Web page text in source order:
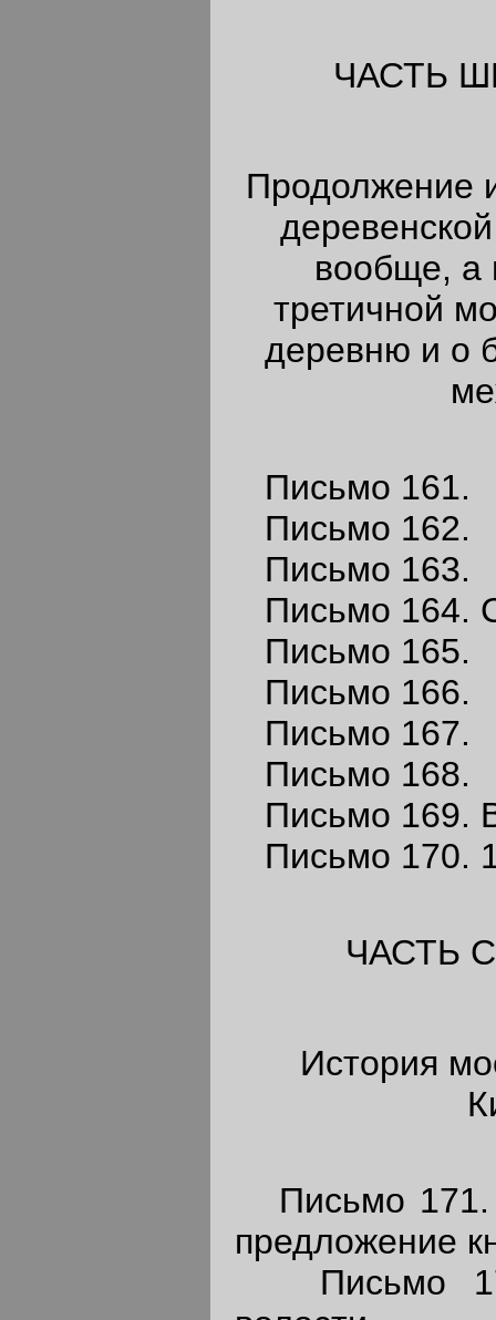
ЧАСТЬ
Продолжение
вообще, а
третичной
деревню и о
Письмо 161.
Письмо 162.
Письмо 163.
Письмо 164.
Письмо 165.
Письмо 166.
Письмо 167.
Письмо 168.
Письмо 169.
Письмо 170.
ЧАСТЬ
История
Письмо 171.
предложение
Письмо